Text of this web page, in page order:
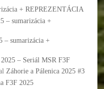
+ REPREZENTÁCIA
– sumarizácia +
– sumarizácia +
– Seriál MSR F3F
Záhorie a Pálenica 2025 #3
F3F 2025